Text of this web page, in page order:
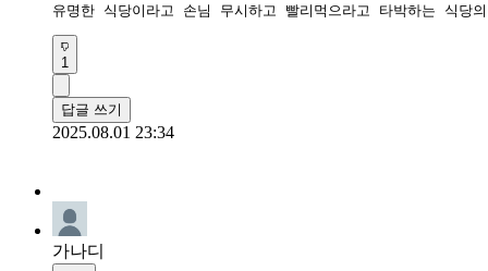
유명한 식당이라고 손님 무시하고 빨리먹으라고 타박하는 식당
1
답글 쓰기
2025.08.01 23:34
가나디